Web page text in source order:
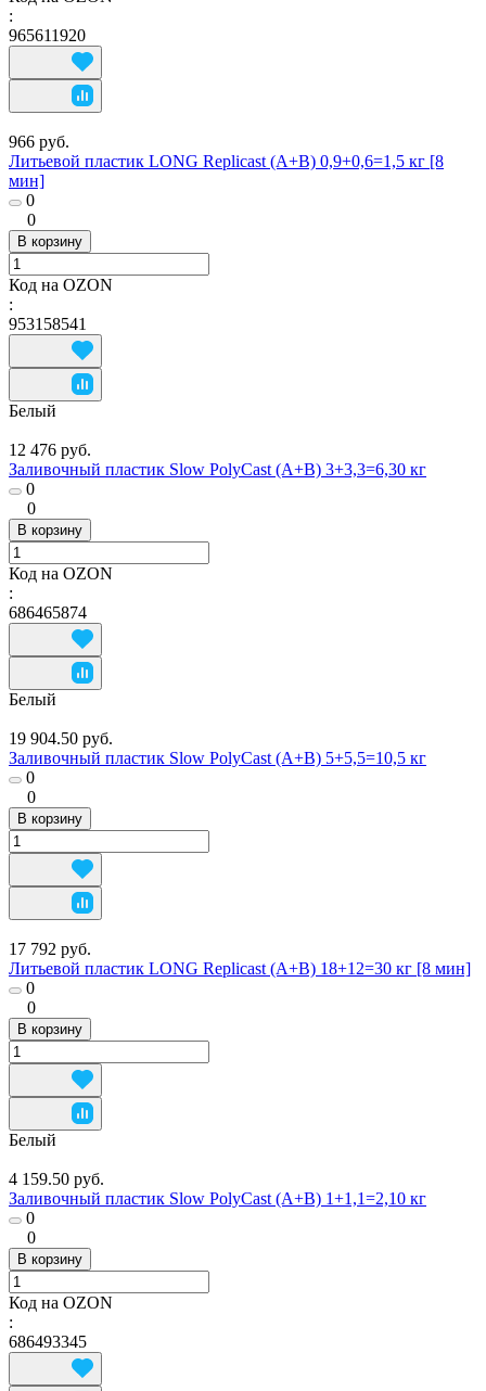
:
965611920
966 руб.
Литьевой пластик LONG Replicast (А+В) 0,9+0,6=1,5 кг [8
мин]
0
0
В корзину
Код на OZON
:
953158541
Белый
12 476 руб.
Заливочный пластик Slow PolyCast (A+B) 3+3,3=6,30 кг
0
0
В корзину
Код на OZON
:
686465874
Белый
19 904.50 руб.
Заливочный пластик Slow PolyCast (A+B) 5+5,5=10,5 кг
0
0
В корзину
17 792 руб.
Литьевой пластик LONG Replicast (А+В) 18+12=30 кг [8 мин]
0
0
В корзину
Белый
4 159.50 руб.
Заливочный пластик Slow PolyCast (A+B) 1+1,1=2,10 кг
0
0
В корзину
Код на OZON
:
686493345